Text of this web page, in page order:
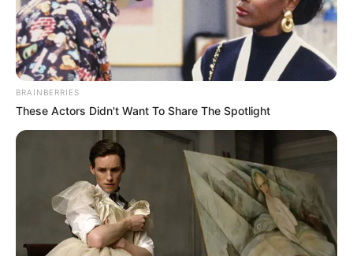
BRAINBERRIES
These Actors Didn't Want To Share The Spotlight